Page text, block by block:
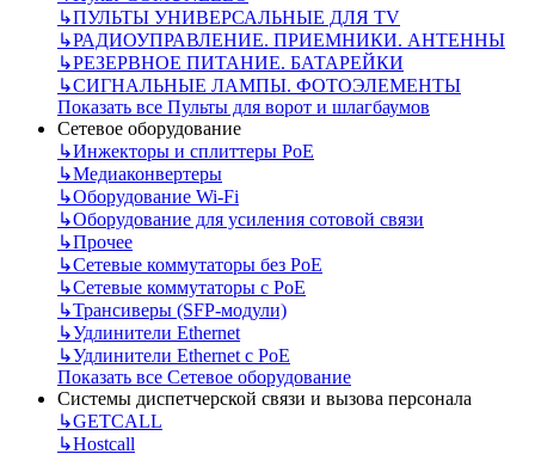
↳ПУЛЬТЫ УНИВЕРСАЛЬНЫЕ ДЛЯ TV
↳РАДИОУПРАВЛЕНИЕ. ПРИЕМНИКИ. АНТЕННЫ
↳РЕЗЕРВНОЕ ПИТАНИЕ. БАТАРЕЙКИ
↳СИГНАЛЬНЫЕ ЛАМПЫ. ФОТОЭЛЕМЕНТЫ
Показать все Пульты для ворот и шлагбаумов
Сетевое оборудование
↳Инжекторы и сплиттеры РоЕ
↳Медиаконвертеры
↳Оборудование Wi-Fi
↳Оборудование для усиления сотовой связи
↳Прочее
↳Сетевые коммутаторы без РоЕ
↳Сетевые коммутаторы с РоЕ
↳Трансиверы (SFP-модули)
↳Удлинители Ethernet
↳Удлинители Ethernet с PoE
Показать все Сетевое оборудование
Системы диспетчерской связи и вызова персонала
↳GETCALL
↳Hostcall